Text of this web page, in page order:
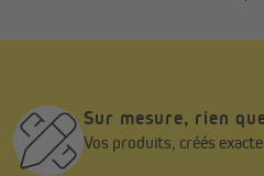
Sur mesure, rien
Vos produits, créés